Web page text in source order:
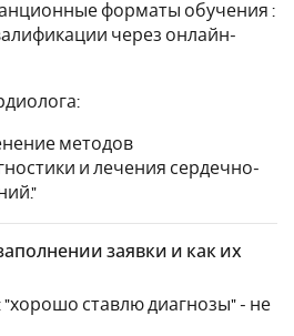
форматы обучения :
через онлайн-
методов
и лечения сердечно-
заявки и как их
ставлю диагнозы" - не